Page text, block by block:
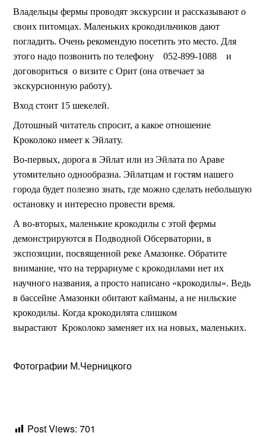
Владельцы фермы проводят экскурсии и рассказывают о
своих питомцах. Маленьких крокодильчиков дают
погладить. Очень рекомендую посетить это место. Для
этого надо позвонить по телефону
052-899-1088
и
договориться о визите с Орит (она отвечает за
экскурсионную работу).
Вход стоит 15 шекелей.
Дотошный читатель спросит, а какое отношение
Кроколоко имеет к Эйлату.
Во-первых, дорога в Эйлат или из Эйлата по Араве
утомительно однообразна. Эйлатцам и гостям нашего
города будет полезно знать, где можно сделать небольшую
остановку и интересно провести время.
А во-вторых, маленькие крокодилы с этой фермы
демонстрируются в Подводной Обсерватории, в
экспозиции, посвященной реке Амазонке. Обратите
внимание, что на террариуме с крокодилами нет их
научного названия, а просто написано «крокодилы». Ведь
в бассейне Амазонки обитают кайманы, а не нильские
крокодилы. Когда крокодилята слишком
вырастают Кроколоко заменяет их на новых, маленьких.
Фотографии М.Черницкого
Post Views: 701